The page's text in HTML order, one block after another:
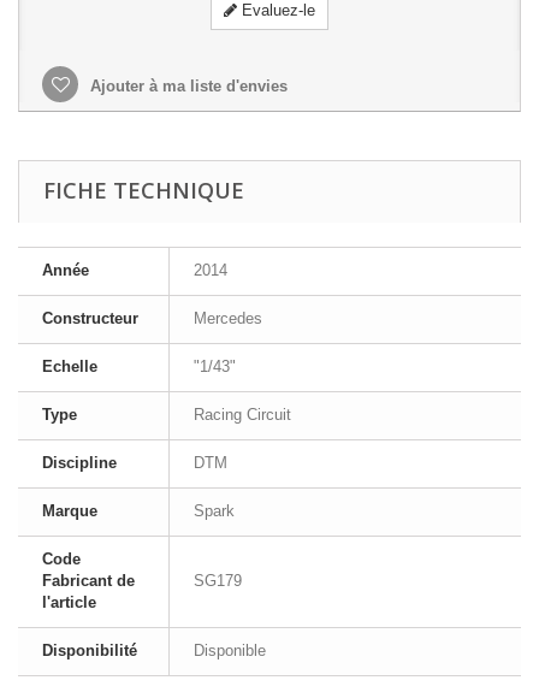
Evaluez-le
Ajouter à ma liste d'envies
FICHE TECHNIQUE
Année 2014
Constructeur Mercedes
Echelle "1/43"
Type Racing Circuit
Discipline DTM
Marque Spark
Code
Fabricant de
l'article
SG179
Disponibilité Disponible